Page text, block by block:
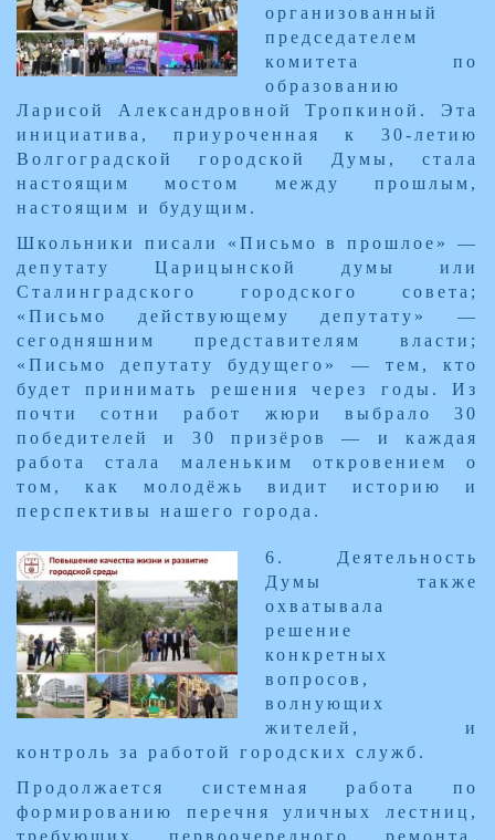
организованный
председателем
комитета по
образованию
Ларисой Александровной Тропкиной. Эта
инициатива, приуроченная к 30-летию
Волгоградской городской Думы, стала
настоящим мостом между прошлым,
настоящим и будущим.
Школьники писали «Письмо в прошлое» —
депутату Царицынской думы или
Сталинградского городского совета;
«Письмо действующему депутату» —
сегодняшним представителям власти;
«Письмо депутату будущего» — тем, кто
будет принимать решения через годы. Из
почти сотни работ жюри выбрало 30
победителей и 30 призёров — и каждая
работа стала маленьким откровением о
том, как молодёжь видит историю и
перспективы нашего города.
​6. Деятельность
Думы также
охватывала
решение
конкретных
вопросов,
волнующих
жителей, и
контроль за работо​й городских служб.
Продолжается системная работа по
формированию перечня уличных лестниц,